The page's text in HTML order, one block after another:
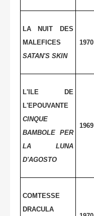
LA NUIT DES
MALEFICES
SATAN'S SKIN
1970
L'ILE DE
L'EPOUVANTE
CINQUE
BAMBOLE PER
LA LUNA
D'AGOSTO
1969
COMTESSE
DRACULA